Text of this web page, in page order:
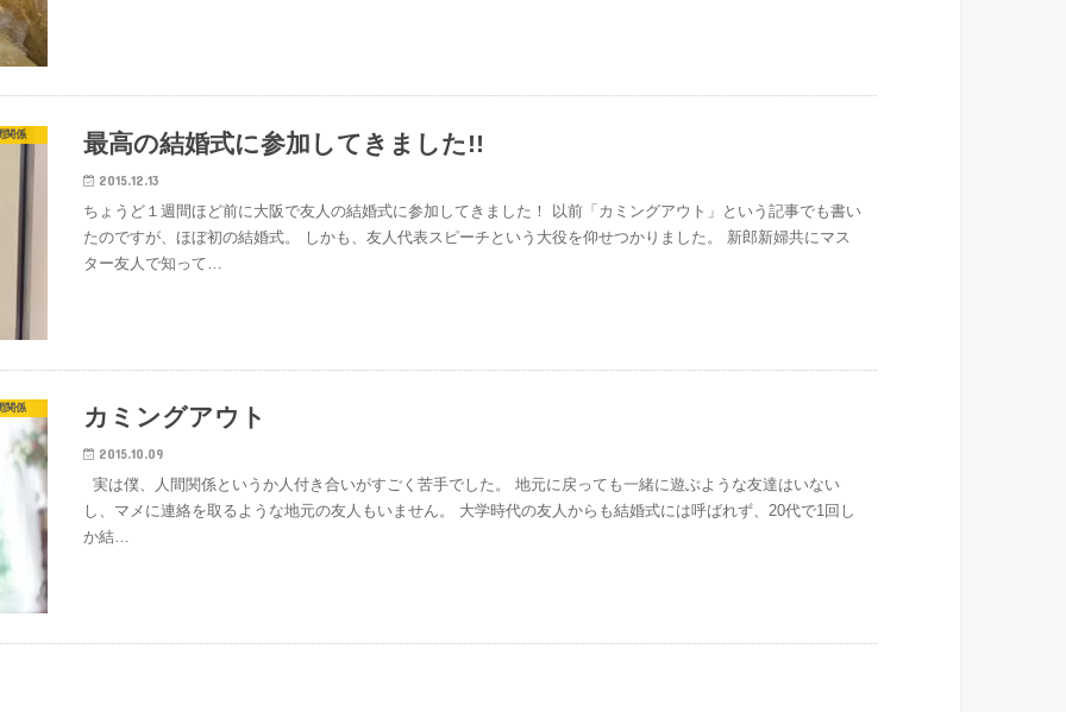
関係 最高の結婚式に参加してきました!!
2015.12.13
ちょうど１週間ほど前に大阪で友人の結婚式に参加してきました！ 以前「カミングアウト」という記事でも書い
たのですが、ほぼ初の結婚式。 しかも、友人代表スピーチという大役を仰せつかりました。 新郎新婦共にマス
ター友人で知って…
関係 カミングアウト
2015.10.09
実は僕、人間関係というか人付き合いがすごく苦手でした。 地元に戻っても一緒に遊ぶような友達はいない
し、マメに連絡を取るような地元の友人もいません。 大学時代の友人からも結婚式には呼ばれず、20代で1回し
か結…